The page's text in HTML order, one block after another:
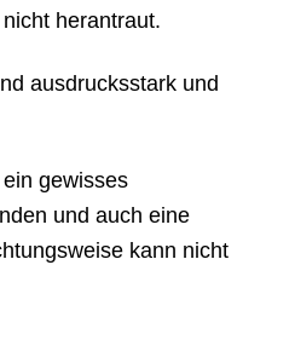
herantraut.
ausdrucksstark und
gewisses
und auch eine
kann nicht